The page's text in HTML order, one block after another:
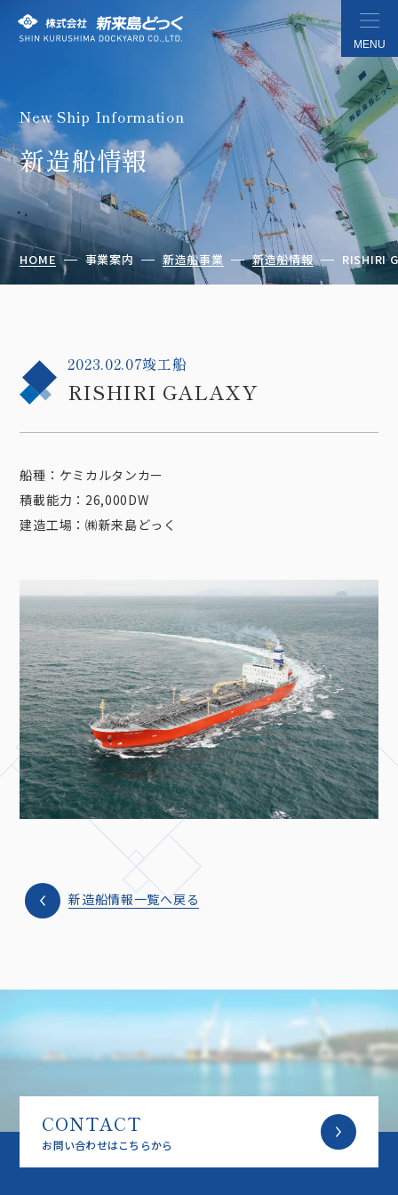
株式会社 新来島どっく
MENU
New Ship Information
新造船情報
HOME 事業案内 新造船事業 新造船情報 RISHIRI
2023.02.07竣工船
RISHIRI GALAXY
船種：ケミカルタンカー
積載能力：26,000DW
建造工場：㈱新来島どっく
新造船情報一覧へ戻る
CONTACT
お問い合わせはこちらから